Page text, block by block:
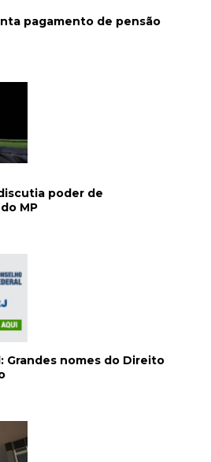
pagamento de pensão
poder de
MP
Grandes nomes do Direito